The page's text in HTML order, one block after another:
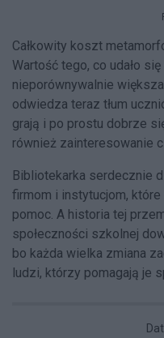
Całkowity koszt
Wartość tego, co udało
nieporównywalnie
odwiedza teraz tłum
grają i po prostu dobrze
również zainteresowanie
Bibliotekarka serdecznie
firmom i instytucjom,
pomoc. A historia tej
społeczności szkolnej
bo każda wielka zmiana
ludzi, którzy pomagają je